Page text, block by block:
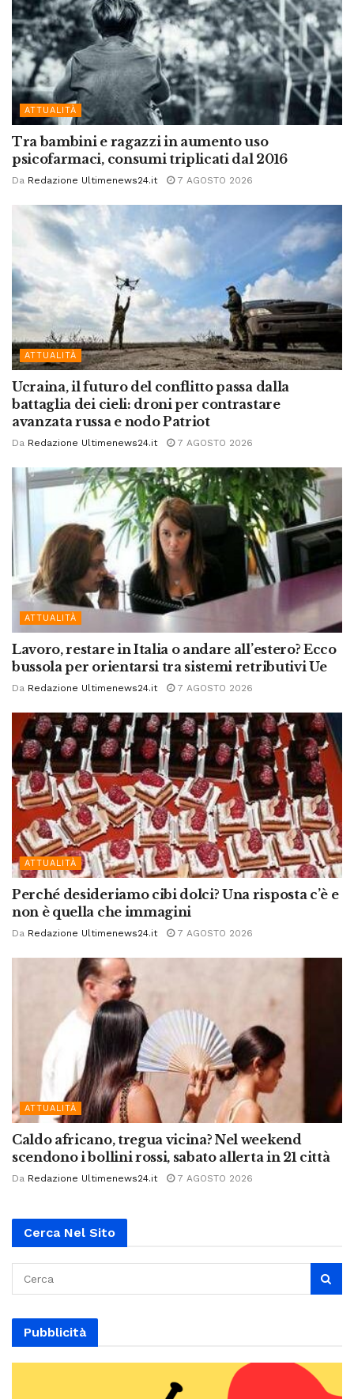
ATTUALITÀ
Tra bambini e ragazzi in aumento uso
psicofarmaci, consumi triplicati dal 2016
Da Redazione Ultimenews24.it 7 AGOSTO 2026
ATTUALITÀ
Ucraina, il futuro del conflitto passa dalla
battaglia dei cieli: droni per contrastare
avanzata russa e nodo Patriot
Da Redazione Ultimenews24.it 7 AGOSTO 2026
ATTUALITÀ
Lavoro, restare in Italia o andare all’estero? Ecco
bussola per orientarsi tra sistemi retributivi Ue
Da Redazione Ultimenews24.it 7 AGOSTO 2026
ATTUALITÀ
Perché desideriamo cibi dolci? Una risposta c’è e
non è quella che immagini
Da Redazione Ultimenews24.it 7 AGOSTO 2026
ATTUALITÀ
Caldo africano, tregua vicina? Nel weekend
scendono i bollini rossi, sabato allerta in 21 città
Da Redazione Ultimenews24.it 7 AGOSTO 2026
Cerca Nel Sito
Pubblicità